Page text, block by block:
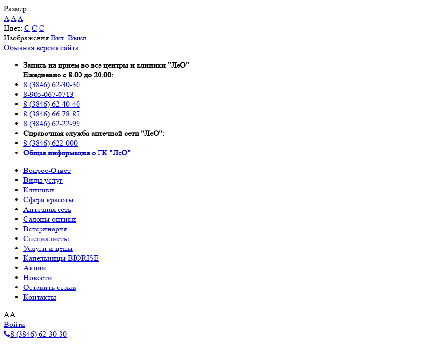
Размер:
AAA
Цвет: C C C
Изображения Вкл. Выкл.
Обычная версия сайта
Запись на прием во все центры и клиники "ЛеО"
Ежедневно с 8.00 до 20.00:
8 (3846) 62-30-30
8-905-067-0713
8 (3846) 62-40-40
8 (3846) 66-78-87
8 (3846) 62-22-99
Справочная служба аптечной сети "ЛеО":
8 (3846) 622-000
Oбщая информация о ГК "ЛеО"
Вопрос-Ответ
Виды услуг
Клиники
Сфера красоты
Аптечная сеть
Салоны оптики
Ветеринария
Специалисты
Услуги и цены
Капельницы BIORISE
Акции
Новости
Оставить отзыв
Контакты
AA
Войти
8 (3846) 62-30-30